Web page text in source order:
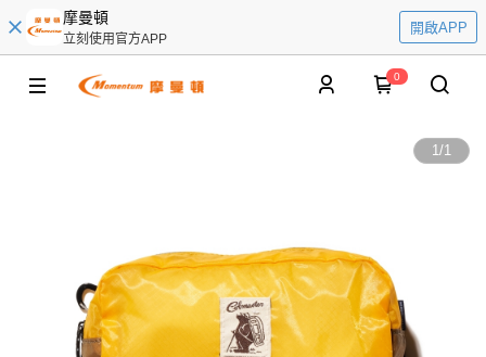
摩曼頓
立刻使用官方APP
開啟APP
0
1/1